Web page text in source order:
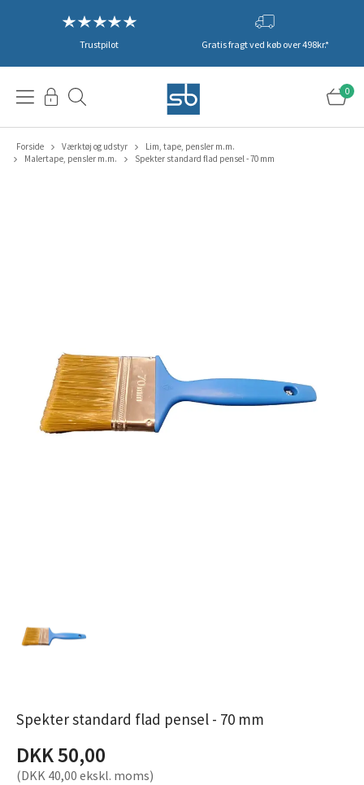
Trustpilot Gratis fragt ved køb over 498kr.*
0
Forside Værktøj og udstyr
Lim, tape, pensler m.m.
Malertape, pensler m.m.
Spekter standard flad pensel - 70 mm
Spekter standard flad pensel - 70 mm
DKK 50,00
(DKK 40,00 ekskl. moms)